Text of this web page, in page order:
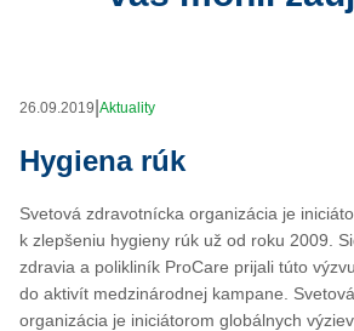
26.09.2019 Aktuality
Hygiena rúk
Svetová zdravotnícka organizácia je
k zlepšeniu hygieny rúk už od roku 2009.
zdravia a polikliník ProCare prijali túto
do aktivít medzinárodnej kampane.
organizácia je iniciátorom globálnych